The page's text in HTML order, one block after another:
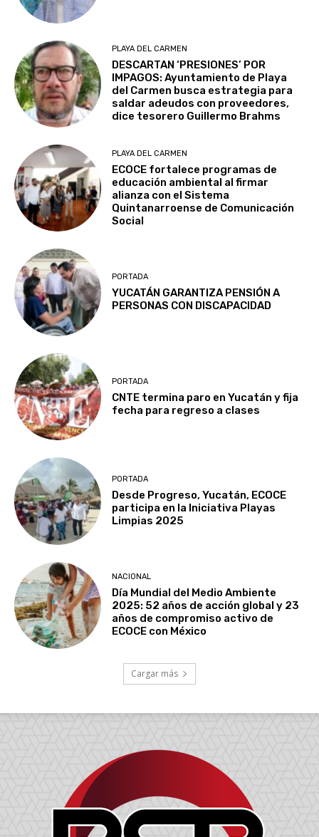
PLAYA DEL CARMEN
DESCARTAN ‘PRESIONES’ POR
IMPAGOS: Ayuntamiento de Playa
del Carmen busca estrategia para
saldar adeudos con proveedores,
dice tesorero Guillermo Brahms
PLAYA DEL CARMEN
ECOCE fortalece programas de
educación ambiental al firmar
alianza con el Sistema
Quintanarroense de Comunicación
Social
PORTADA
YUCATÁN GARANTIZA PENSIÓN A
PERSONAS CON DISCAPACIDAD
PORTADA
CNTE termina paro en Yucatán y fija
fecha para regreso a clases
PORTADA
Desde Progreso, Yucatán, ECOCE
participa en la Iniciativa Playas
Limpias 2025
NACIONAL
Día Mundial del Medio Ambiente
2025: 52 años de acción global y 23
años de compromiso activo de
ECOCE con México
Cargar más